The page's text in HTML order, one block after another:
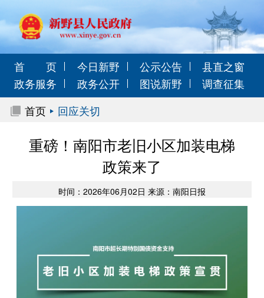
首 页 今日新野 公示公告
县直之窗
政务服务
政务公开 图说新野
调查征集
首页
回应关切
重磅！南阳市老旧小区加装电梯
政策来了
时间：2026年06月02日 来源：南阳日报